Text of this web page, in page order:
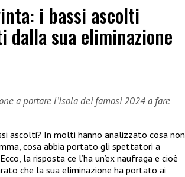
i bassi ascolti
dalla sua eliminazione
a portare l’Isola dei famosi 2024 a fare
ascolti? In molti hanno analizzato cosa non
cosa abbia portato gli spettatori a
la risposta ce l’ha un’ex naufraga e cioè
che la sua eliminazione ha portato ai